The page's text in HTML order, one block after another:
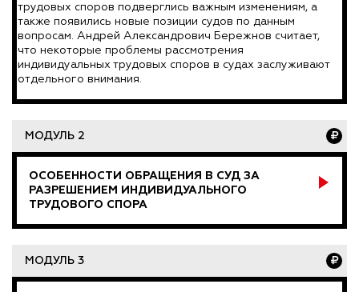
трудовых споров подверглись важным изменениям, а
также появились новые позиции судов по данным
вопросам. Андрей Александрович Бережнов считает,
что некоторые проблемы рассмотрения
индивидуальных трудовых споров в судах заслуживают
отдельного внимания.
МОДУЛЬ 2
ОСОБЕННОСТИ ОБРАЩЕНИЯ В СУД ЗА
РАЗРЕШЕНИЕМ ИНДИВИДУАЛЬНОГО
ТРУДОВОГО СПОРА
МОДУЛЬ 3